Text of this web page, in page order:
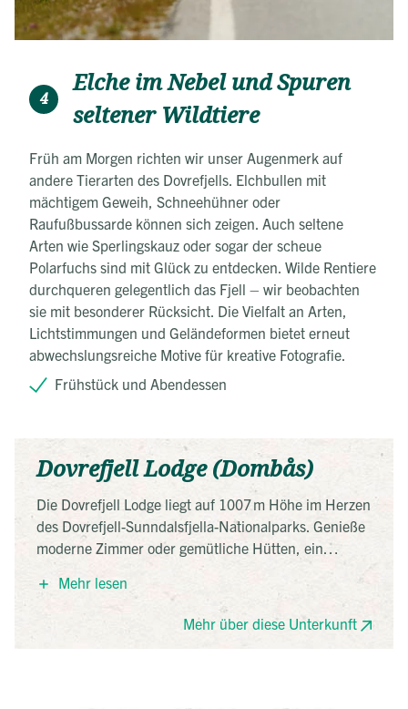
4
Elche im Nebel und Spuren
seltener Wildtiere
Früh am Morgen richten wir unser Augenmerk auf
andere Tierarten des Dovrefjells. Elchbullen mit
mächtigem Geweih, Schneehühner oder
Raufußbussarde können sich zeigen. Auch seltene
Arten wie Sperlingskauz oder sogar der scheue
Polarfuchs sind mit Glück zu entdecken. Wilde Rentiere
durchqueren gelegentlich das Fjell – wir beobachten
sie mit besonderer Rücksicht. Die Vielfalt an Arten,
Lichtstimmungen und Geländeformen bietet erneut
abwechslungsreiche Motive für kreative Fotografie.
Frühstück und Abendessen
Dovrefjell Lodge (Dombås)
Die Dovrefjell Lodge liegt auf 1007 m Höhe im Herzen
des Dovrefjell-Sunndalsfjella-Nationalparks. Genieße
moderne Zimmer oder gemütliche Hütten, ein
reichhaltiges Frühstück und eine herrliche
Sonnenterrasse. Perfekter Ausgangspunkt für
Wanderungen und geführte Moschusochsen-Safaris
Mehr lesen
Mehr über diese Unterkunft